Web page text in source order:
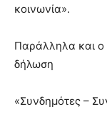
κοινωνία».
Παράλληλα και ο
δήλωση
«Συνδημότες –